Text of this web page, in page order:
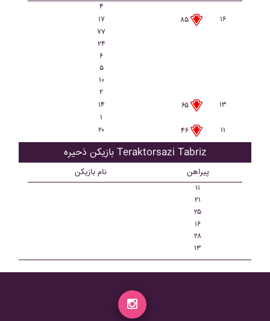
۴
۱۷
۸۵
۱۶
۷۷
۲۴
۶
۵
۱۰
۲
۱۴
۶۵
۱۳
۱
۲۰
۴۶ ۱۱
بازیکن ذحیره Teraktorsazi Tabriz
نام بازیکن پیراهن
۱۱
۲۱
۲۵
۱۶
۲۸
۱۳